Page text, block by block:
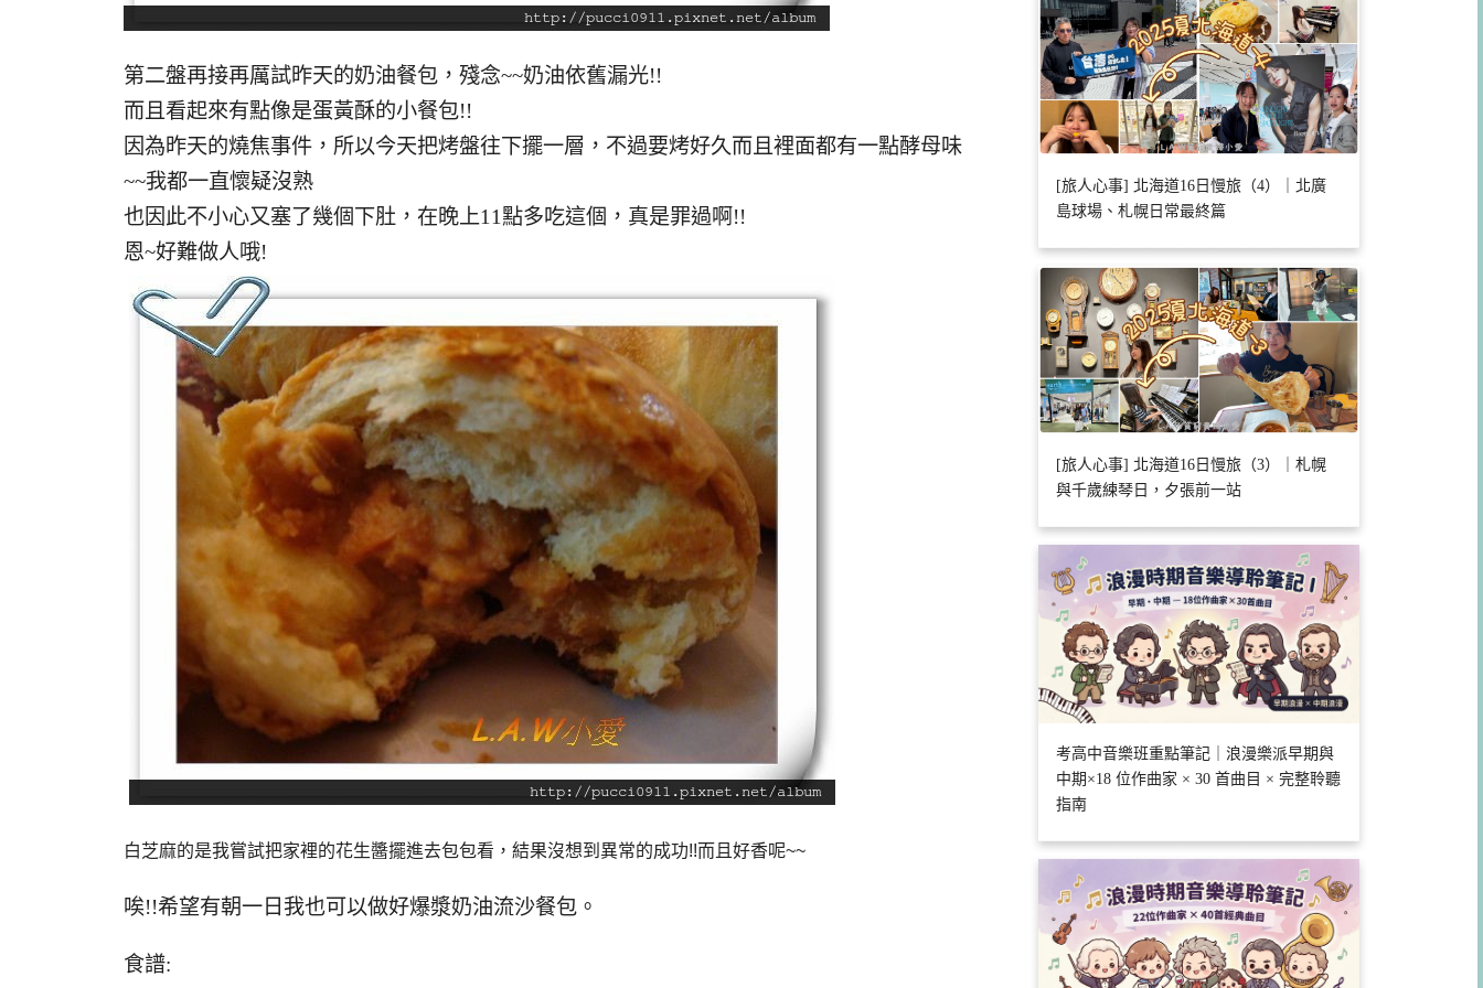
第二盤再接再厲試昨天的奶油餐包，殘念~~奶油依舊漏光!!
而且看起來有點像是蛋黃酥的小餐包!!
因為昨天的燒焦事件，所以今天把烤盤往下擺一層，不過要烤好久而且裡面都有一點酵母味
~~我都一直懷疑沒熟
也因此不小心又塞了幾個下肚，在晚上11點多吃這個，真是罪過啊!!
恩~好難做人哦!
白芝麻的是我嘗試把家裡的花生醬擺進去包包看，結果沒想到異常的成功!!而且好香呢~~
唉!!希望有朝一日我也可以做好爆漿奶油流沙餐包。
食譜:
[旅人心事] 北海道16日慢旅（4）｜北廣
島球場、札幌日常最終篇
[旅人心事] 北海道16日慢旅（3）｜札幌
與千歲練琴日，夕張前一站
考高中音樂班重點筆記｜浪漫樂派早期與
中期×18 位作曲家 × 30 首曲目 × 完整聆聽
指南